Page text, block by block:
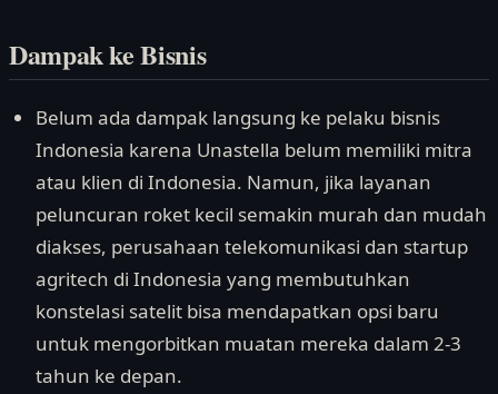
Dampak ke Bisnis
Belum ada dampak langsung ke pelaku bisnis
Indonesia karena Unastella belum memiliki mitra
atau klien di Indonesia. Namun, jika layanan
peluncuran roket kecil semakin murah dan mudah
diakses, perusahaan telekomunikasi dan startup
agritech di Indonesia yang membutuhkan
konstelasi satelit bisa mendapatkan opsi baru
untuk mengorbitkan muatan mereka dalam 2-3
tahun ke depan.